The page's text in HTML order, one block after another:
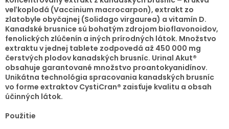
veľkoplodá (Vaccinium macrocarpon), extrakt zo
zlatobyle obyčajnej (Solidago virgaurea) a vitamín D.
Kanadské brusnice sú bohatým zdrojom bioflavonoidov,
fenolických zlúčenín a iných prírodných látok. Množstvo
extraktu v jednej tablete zodpovedá až 450 000 mg
čerstvých plodov kanadských brusníc. Urinal Akut®
obsahuje garantované množstvo proantokyanidínov.
Unikátna technológia spracovania kanadských brusníc
vo forme extraktov CystiCran® zaisťuje kvalitu a obsah
účinných látok.
Použitie